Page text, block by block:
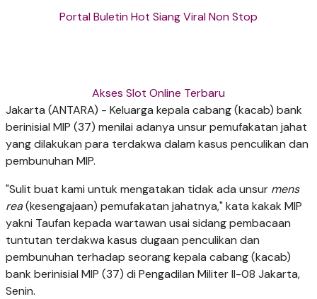
Portal Buletin Hot Siang Viral Non Stop
Akses Slot Online Terbaru
Jakarta (ANTARA) - Keluarga kepala cabang (kacab) bank
berinisial MIP (37) menilai adanya unsur pemufakatan jahat
yang dilakukan para terdakwa dalam kasus penculikan dan
pembunuhan MIP.
"Sulit buat kami untuk mengatakan tidak ada unsur mens
rea(kesengajaan) pemufakatan jahatnya," kata kakak MIP
yakni Taufan kepada wartawan usai sidang pembacaan
tuntutan terdakwa kasus dugaan penculikan dan
pembunuhan terhadap seorang kepala cabang (kacab)
bank berinisial MIP (37) di Pengadilan Militer II-08 Jakarta,
Senin.